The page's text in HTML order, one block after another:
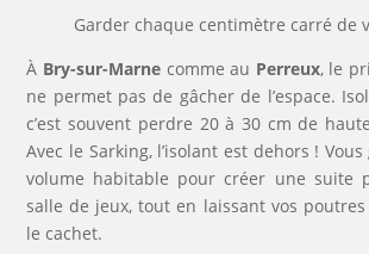
Garder chaque centimètre carré de
À Bry-sur-Marnecomme au Perreux, le
ne permet pas de gâcher de l’espace.
c’est souvent perdre 20 à 30 cm de
Avec le Sarking, l’isolant est dehors !
volume habitable pour créer une suite
salle de jeux, tout en laissant vos
le cachet.